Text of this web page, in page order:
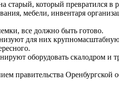
старый, который превратился в
мебели, инвентаря
все должно быть готово.
для них
оборудовать скалодром и
правительства Оренбургской